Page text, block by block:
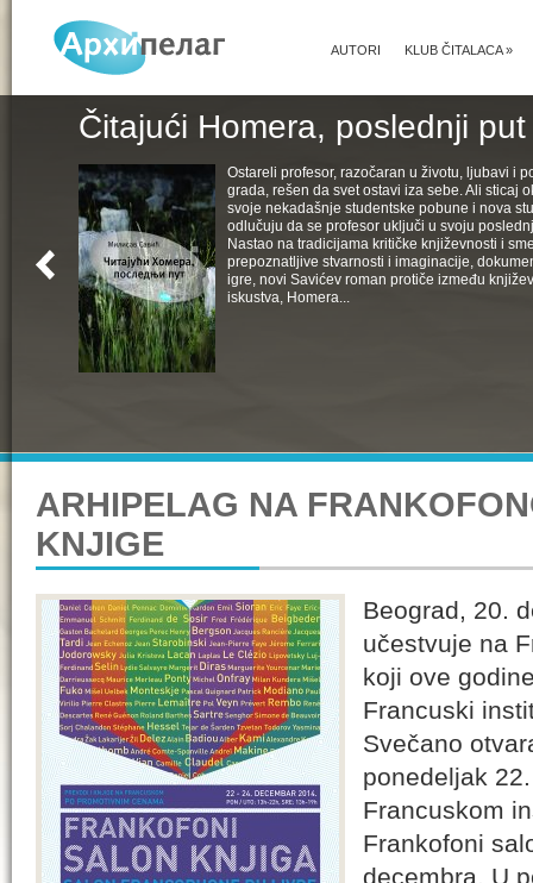
KLUB ČITALACA»
AUTORI
Čitajući Homera, poslednji put
Ostareli profesor, razočaran u životu, ljubavi i
grada, rešen da svet ostavi iza sebe. Ali sticaj
svoje nekadašnje studentske pobune i nova
odlučuju da se profesor uključi u svoju
Nastao na tradicijama kritičke književnosti i
prepoznatljive stvarnosti i imaginacije,
igre, novi Savićev roman protiče između
iskustva, Homera...
ARHIPELAG NA
KNJIGE
Beograd, 20.
učestvuje na
koji ove
Francuski
Svečano
ponedeljak
Francuskom
Frankofoni
decembra. U